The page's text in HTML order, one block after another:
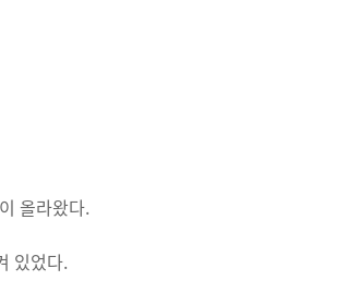
올라왔다.
있었다.